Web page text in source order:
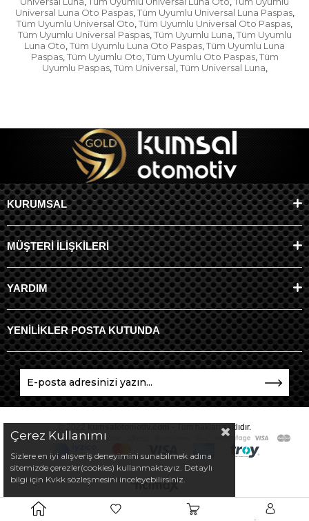
Universal Luna Oto Paspas, Tüm Uyumlu Universal Luna Paspas,
Tüm Uyumlu Universal Oto Tüm Uyumlu Universal Oto Paspas
Tüm Uyumlu Universal Paspas, Tüm Uyumlu Luna Tüm Uyumlu
Luna Oto Tüm Uyumlu Luna Oto Paspas Tüm Uyumlu Luna
Paspas, Tüm Uyumlu Oto Tüm Uyumlu Oto Paspas, Tüm
Uyumlu Paspas, Tüm Universal Tüm Universal Luna
KURUMSAL
MÜŞTERİ İLİŞKİLERİ
YARDIM
YENİLİKLER POSTA KUTUNDA
- Tüm hakları saklıdır.
Çerez Kullanımı
Sizlere en iyi alışveriş deneyimini sunabilmek adına
sitemizde çerezler(cookies) kullanmaktayız. Detaylı
bilgi için Kvkk sözleşmesini inceleyebilirsiniz.